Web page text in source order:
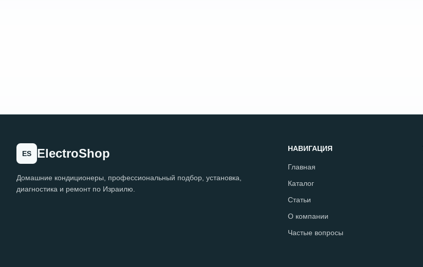
ES ElectroShop
Домашние кондиционеры, профессиональный подбор, установка,
диагностика и ремонт по Израилю.
НАВИГАЦИЯ
Главная
Каталог
Статьи
О компании
Частые вопросы